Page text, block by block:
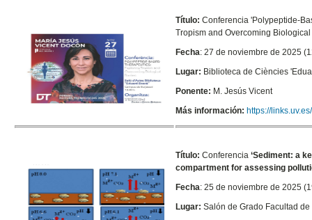
Título:Conferencia 'Polypeptide-
Tropism and Overcoming
Fecha: 27 de noviembre de 2025
Lugar: Biblioteca de Ciències
Ponente: M. Jesús Vicent
Más información: https://
Título:Conferencia‘Sediment: a
compartment for assessing
Fecha: 25 de noviembre de 2025
Lugar:Salón de Grado Facultad